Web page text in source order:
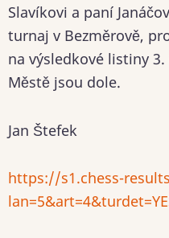
Slavíkovi a paní
turnaj v Bezměrově,
na výsledkové listiny
Městě jsou dole.
Jan Štefek
https://s1.chess-